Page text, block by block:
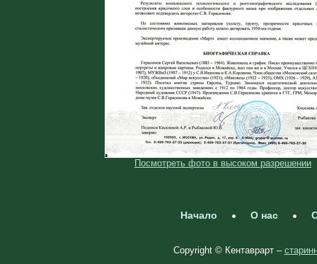
Посмотреть фото в высоком разрешении
Начало О нас
Copyright © Кентаврарт –